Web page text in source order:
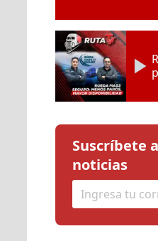
Suscríbete
noticias